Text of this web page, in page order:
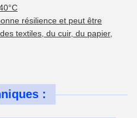
résilience et peut être
textiles, du cuir, du papier,
: